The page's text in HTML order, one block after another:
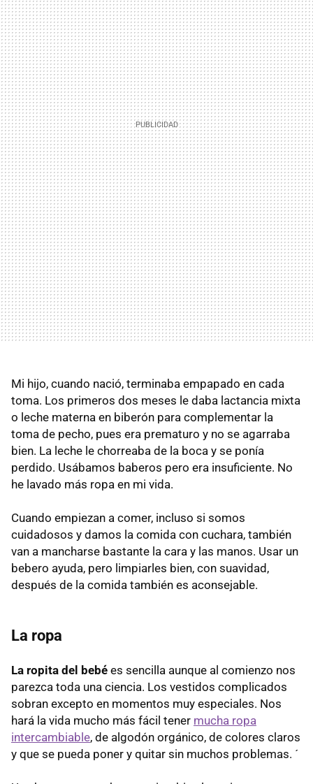
Mi hijo, cuando nació, terminaba empapado en cada
toma. Los primeros dos meses le daba lactancia mixta
o leche materna en biberón para complementar la
toma de pecho, pues era prematuro y no se agarraba
bien. La leche le chorreaba de la boca y se ponía
perdido. Usábamos baberos pero era insuficiente. No
he lavado más ropa en mi vida.
Cuando empiezan a comer, incluso si somos
cuidadosos y damos la comida con cuchara, también
van a mancharse bastante la cara y las manos. Usar un
bebero ayuda, pero limpiarles bien, con suavidad,
después de la comida también es aconsejable.
La ropa
La ropita del bebé es sencilla aunque al comienzo nos
parezca toda una ciencia. Los vestidos complicados
sobran excepto en momentos muy especiales. Nos
hará la vida mucho más fácil tener mucha ropa
intercambiable, de algodón orgánico, de colores claros
y que se pueda poner y quitar sin muchos problemas. ´